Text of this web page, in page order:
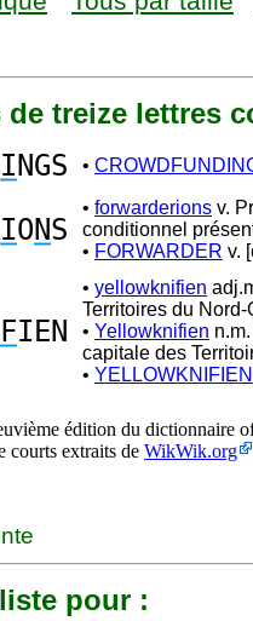
treize lettres
I NGS •
IONS
• forwarderions v.
conditionnel
• FORWARDER v.
IEN
• yellowknifien
Territoires du Nord-
• Yellowknifien
capitale des
•
édition du dictionnaire
courts extraits de WikWik.org
pour :